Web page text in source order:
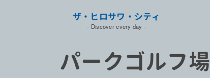
ザ・ヒロサワ・シティ
- Discover every day-
パークゴルフ場